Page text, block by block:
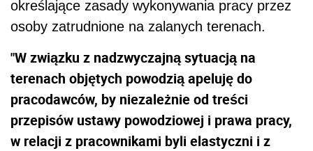
określające zasady wykonywania pracy przez
osoby zatrudnione na zalanych terenach.
"W związku z nadzwyczajną sytuacją na
terenach objętych powodzią apeluję do
pracodawców, by niezależnie od treści
przepisów ustawy powodziowej i prawa pracy,
w relacji z pracownikami byli elastyczni i z